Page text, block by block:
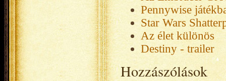
Pennywise
Star Wars
Az élet különös
Destiny - trailer
Hozzászólások